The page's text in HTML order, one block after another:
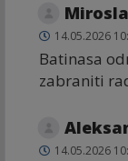
14.05.2026
Batinasa
zabraniti
14.05.2026